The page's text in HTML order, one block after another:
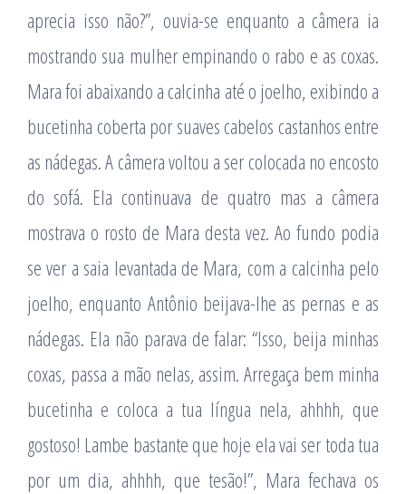
aprecia isso não?”, ouvia-se enquanto a câmera ia
mostrando sua mulher empinando o rabo e as coxas.
Mara foi abaixando a calcinha até o joelho, exibindo a
bucetinha coberta por suaves cabelos castanhos entre
as nádegas. A câmera voltou a ser colocada no encosto
do sofá. Ela continuava de quatro mas a câmera
mostrava o rosto de Mara desta vez. Ao fundo podia
se ver a saia levantada de Mara, com a calcinha pelo
joelho, enquanto Antônio beijava-lhe as pernas e as
nádegas. Ela não parava de falar: “Isso, beija minhas
coxas, passa a mão nelas, assim. Arregaça bem minha
bucetinha e coloca a tua língua nela, ahhhh, que
gostoso! Lambe bastante que hoje ela vai ser toda tua
por um dia, ahhhh, que tesão!”, Mara fechava os